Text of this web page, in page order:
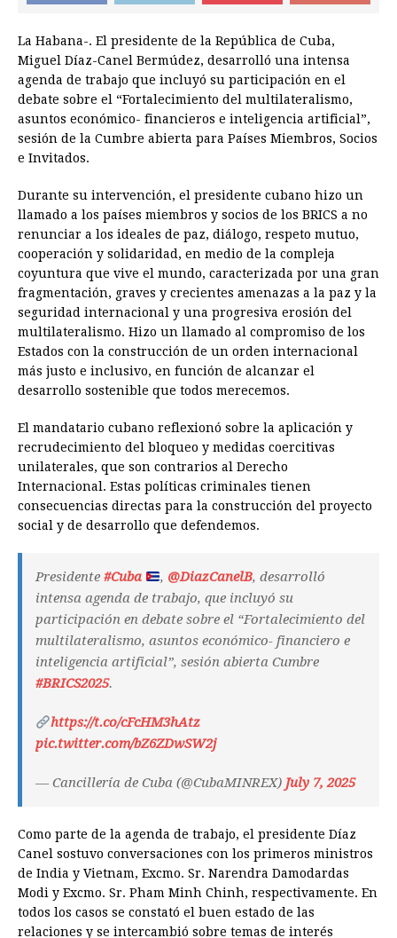
La Habana-. El presidente de la República de Cuba,
Miguel Díaz-Canel Bermúdez, desarrolló una intensa
agenda de trabajo que incluyó su participación en el
debate sobre el “Fortalecimiento del multilateralismo,
asuntos económico- financieros e inteligencia artificial”,
sesión de la Cumbre abierta para Países Miembros, Socios
e Invitados.
Durante su intervención, el presidente cubano hizo un
llamado a los países miembros y socios de los BRICS a no
renunciar a los ideales de paz, diálogo, respeto mutuo,
cooperación y solidaridad, en medio de la compleja
coyuntura que vive el mundo, caracterizada por una gran
fragmentación, graves y crecientes amenazas a la paz y la
seguridad internacional y una progresiva erosión del
multilateralismo. Hizo un llamado al compromiso de los
Estados con la construcción de un orden internacional
más justo e inclusivo, en función de alcanzar el
desarrollo sostenible que todos merecemos.
El mandatario cubano reflexionó sobre la aplicación y
recrudecimiento del bloqueo y medidas coercitivas
unilaterales, que son contrarios al Derecho
Internacional. Estas políticas criminales tienen
consecuencias directas para la construcción del proyecto
social y de desarrollo que defendemos.
Presidente #Cuba , @DiazCanelB, desarrolló
intensa agenda de trabajo, que incluyó su
participación en debate sobre el “Fortalecimiento del
multilateralismo, asuntos económico- financiero e
inteligencia artificial”, sesión abierta Cumbre
#BRICS2025.
https://t.co/cFcHM3hAtz
pic.twitter.com/bZ6ZDwSW2j
— Cancillería de Cuba (@CubaMINREX) July 7, 2025
Como parte de la agenda de trabajo, el presidente Díaz
Canel sostuvo conversaciones con los primeros ministros
de India y Vietnam, Excmo. Sr. Narendra Damodardas
Modi y Excmo. Sr. Pham Minh Chinh, respectivamente. En
todos los casos se constató el buen estado de las
relaciones y se intercambió sobre temas de interés